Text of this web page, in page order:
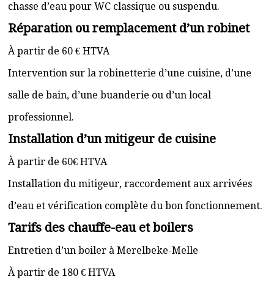
chasse d’eau pour WC classique ou suspendu.
Réparation ou remplacement d’un robinet
À partir de 60 € HTVA
Intervention sur la robinetterie d’une cuisine, d’une
salle de bain, d’une buanderie ou d’un local
professionnel.
Installation d’un mitigeur de cuisine
À partir de 60€ HTVA
Installation du mitigeur, raccordement aux arrivées
d’eau et vérification complète du bon fonctionnement.
Tarifs des chauffe-eau et boilers
Entretien d’un boiler à Merelbeke-Melle
À partir de 180 € HTVA